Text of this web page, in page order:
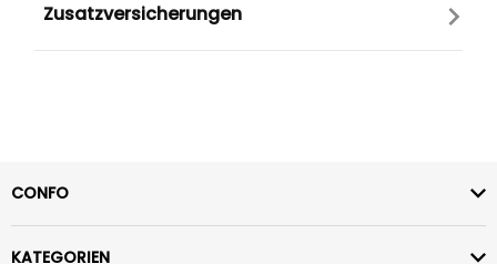
Zusatzversicherungen
CONFO
KATEGORIEN